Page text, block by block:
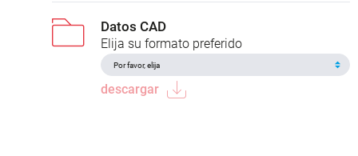
Datos CAD
Elija su formato preferido
descargar